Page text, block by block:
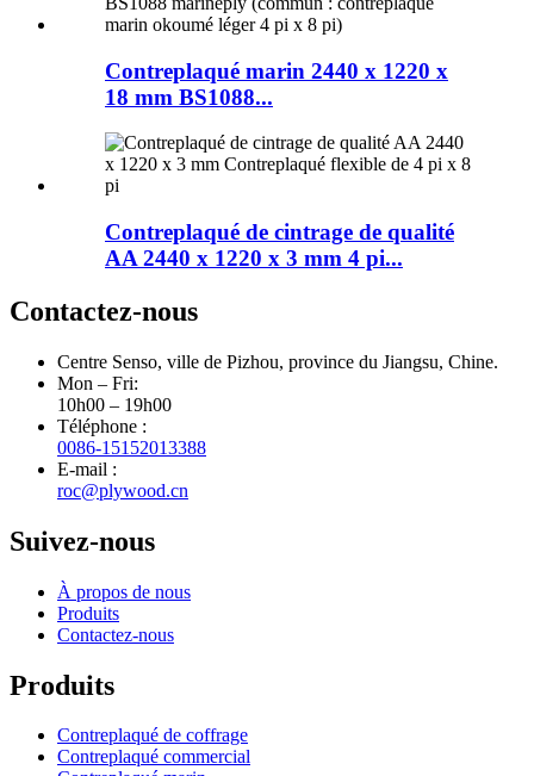
Contreplaqué marin 2440 x 1220 x
18 mm BS1088...
Contreplaqué de cintrage de qualité
AA 2440 x 1220 x 3 mm 4 pi...
Contactez-nous
Centre Senso, ville de Pizhou, province du Jiangsu, Chine.
Mon – Fri:
10h00 – 19h00
Téléphone :
0086-15152013388
E-mail :
roc@plywood.cn
Suivez-nous
À propos de nous
Produits
Contactez-nous
Produits
Contreplaqué de coffrage
Contreplaqué commercial